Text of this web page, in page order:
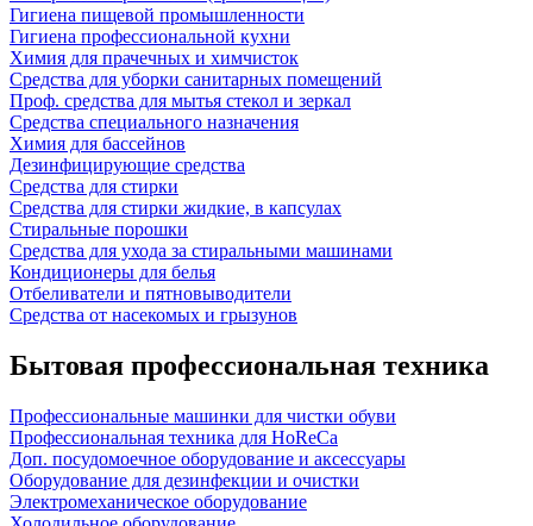
Гигиена пищевой промышленности
Гигиена профессиональной кухни
Химия для прачечных и химчисток
Средства для уборки санитарных помещений
Проф. средства для мытья стекол и зеркал
Средства специального назначения
Химия для бассейнов
Дезинфицирующие средства
Средства для стирки
Средства для стирки жидкие, в капсулах
Стиральные порошки
Средства для ухода за стиральными машинами
Кондиционеры для белья
Отбеливатели и пятновыводители
Средства от насекомых и грызунов
Бытовая профессиональная техника
Профессиональные машинки для чистки обуви
Профессиональная техника для HoReCa
Доп. посудомоечное оборудование и аксессуары
Оборудование для дезинфекции и очистки
Электромеханическое оборудование